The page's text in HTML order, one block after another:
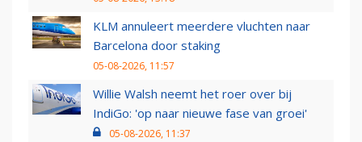
KLM annuleert meerdere vluchten naar
Barcelona door staking
05-08-2026, 11:57
Willie Walsh neemt het roer over bij
IndiGo: 'op naar nieuwe fase van groei'
05-08-2026, 11:37